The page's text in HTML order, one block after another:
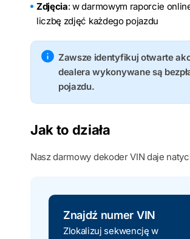
Zdjęcia: w darmowym raporcie
liczbę zdjęć każdego pojazdu
Zawsze identyfikuj otwarte
dealera wykonywane są
pojazdu.
Jak to działa
Nasz darmowy dekoder VIN daje
Znajdź numer VIN
Zlokalizuj sekwencję w